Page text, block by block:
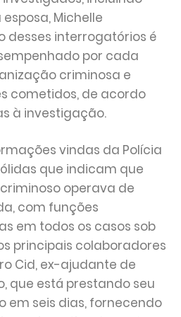
Michelle
desses interrogatórios é
por cada
criminosa e
cometidos, de acordo
à investigação.
vindas da Polícia
que indicam que
operava de
com funções
em todos os casos sob
principais colaboradores
Cid, ex-ajudante de
que está prestando seu
em seis dias, fornecendo